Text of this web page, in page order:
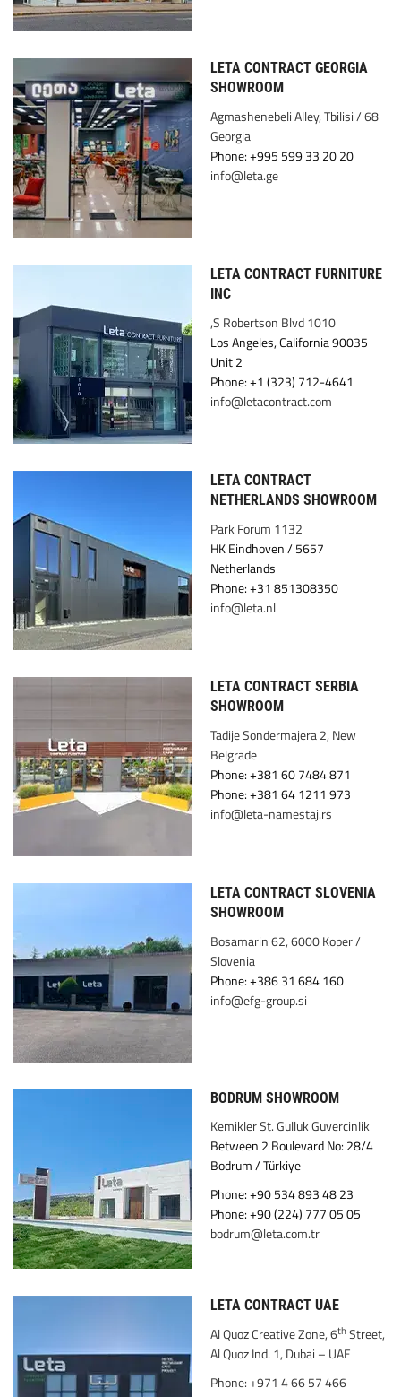
LETA CONTRACT GEORGIA
SHOWROOM
68 Agmashenebeli Alley, Tbilisi /
Georgia
Phone: +995 599 33 20 20
info@leta.ge
LETA CONTRACT FURNITURE
INC
1010 S Robertson Blvd,
Los Angeles, California 90035
Unit 2
Phone: +1 (323) 712-4641
info@letacontract.com
LETA CONTRACT
NETHERLANDS SHOWROOM
Park Forum 1132
5657 HK Eindhoven /
Netherlands
Phone: +31 851308350
info@leta.nl
LETA CONTRACT SERBIA
SHOWROOM
Tadije Sondermajera 2, New
Belgrade
Phone: +381 60 7484 871
Phone: +381 64 1211 973
info@leta-namestaj.rs
LETA CONTRACT SLOVENIA
SHOWROOM
Bosamarin 62, 6000 Koper /
Slovenia
Phone: +386 31 684 160
info@efg-group.si
BODRUM SHOWROOM
Kemikler St. Gulluk Guvercinlik
Between 2 Boulevard No: 28/4
Bodrum / Türkiye
Phone: +90 534 893 48 23
Phone: +90 (224) 777 05 05
bodrum@leta.com.tr
LETA CONTRACT UAE
Al Quoz Creative Zone, 6thStreet,
Al Quoz Ind. 1, Dubai – UAE
Phone: +971 4 66 57 466